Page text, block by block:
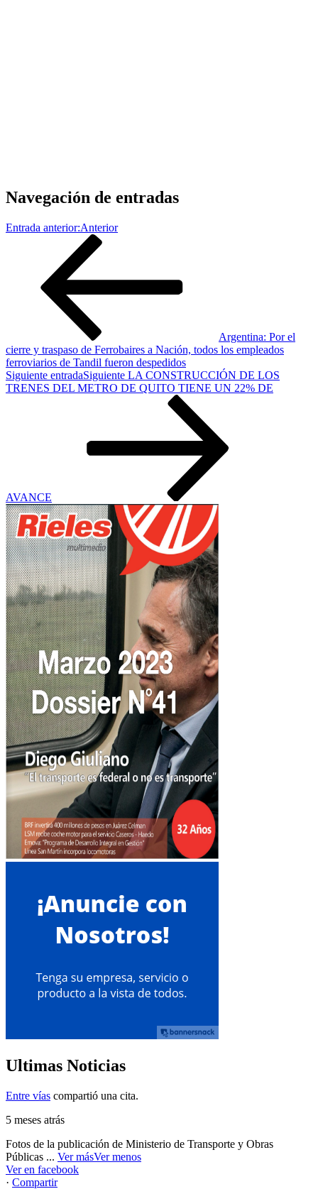
Navegación de entradas
Entrada anterior:Anterior
Argentina: Por el
cierre y traspaso de Ferrobaires a Nación, todos los empleados
ferroviarios de Tandil fueron despedidos
Siguiente entradaSiguiente LA CONSTRUCCIÓN DE LOS
TRENES DEL METRO DE QUITO TIENE UN 22% DE
AVANCE
Ultimas Noticias
Entre vías compartió una cita.
5 meses atrás
Fotos de la publicación de Ministerio de Transporte y Obras
Públicas ... Ver másVer menos
Ver en facebook
· Compartir